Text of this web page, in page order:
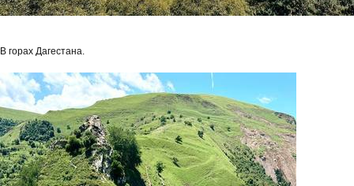
В горах Дагестана.